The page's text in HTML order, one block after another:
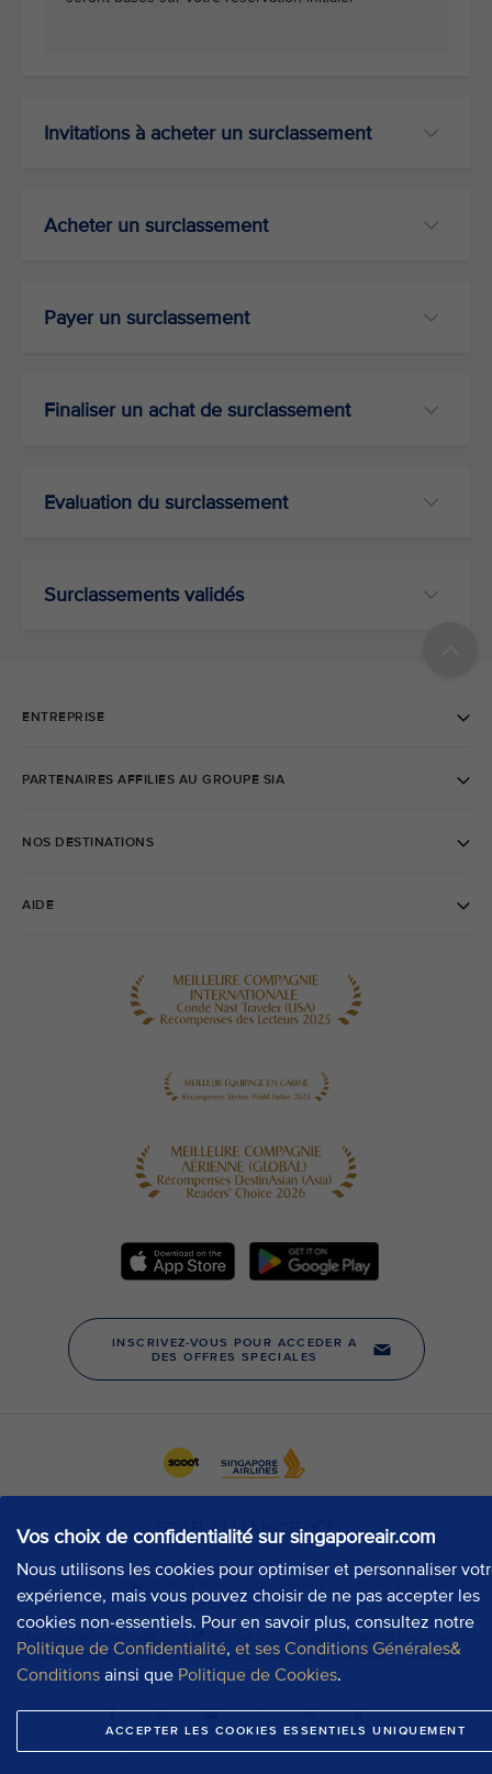
Vos choix de confidentialité sur singaporeair.com
Nous utilisons les cookies pour optimiser et personnaliser
expérience, mais vous pouvez choisir de ne pas accepter les
cookies non-essentiels. Pour en savoir plus, consultez notre
Politique de Confidentialité, et ses Conditions Générales&
Conditions ainsi que Politique de Cookies.
ACCEPTER LES COOKIES ESSENTIELS UNIQUEMENT
Invitations à acheter un surclassement
Acheter un surclassement
Payer un surclassement
Finaliser un achat de surclassement
Evaluation du surclassement
Surclassements validés